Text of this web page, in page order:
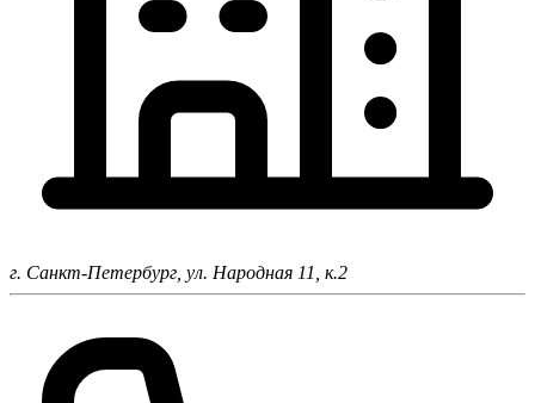
г. Санкт-Петербург, ул. Народная 11, к.2